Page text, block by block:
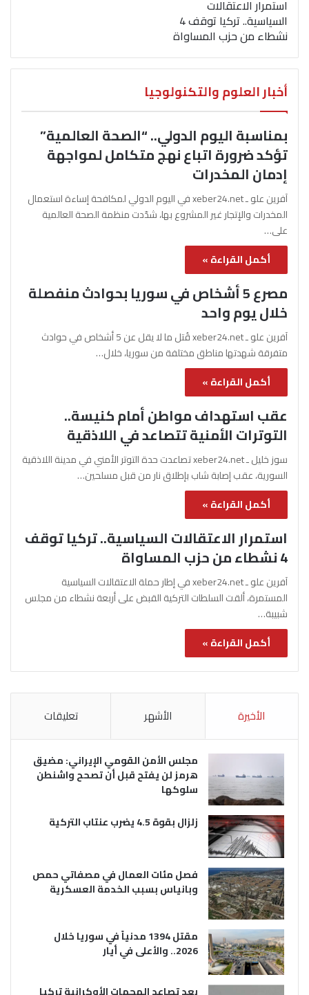
استمرار الاعتقالات
السياسية.. تركيا توقف 4
نشطاء من حزب المساواة
أخبار العلوم والتكنولوجيا
بمناسبة اليوم الدولي.. “الصحة العالمية”
تؤكد ضرورة اتباع نهج متكامل لمواجهة
إدمان المخدرات
آفرين علو ـ xeber24.net في اليوم الدولي لمكافحة إساءة استعمال
المخدرات والإتجار غير المشروع بها، شدّدت منظمة الصحة العالمية
على…
أكمل القراءة »
مصرع 5 أشخاص في سوريا بحوادث منفصلة
خلال يوم واحد
آفرين علو ـ xeber24.net قُتل ما لا يقل عن 5 أشخاص في حوادث
متفرقة شهدتها مناطق مختلفة من سوريا، خلال…
أكمل القراءة »
عقب استهداف مواطن أمام كنيسة..
التوترات الأمنية تتصاعد في اللاذقية
سوز خليل ـ xeber24.net تصاعدت حدة التوتر الأمني في مدينة اللاذقية
السورية، عقب إصابة شاب بإطلاق نار من قبل مسلحين…
أكمل القراءة »
استمرار الاعتقالات السياسية.. تركيا توقف
4 نشطاء من حزب المساواة
آفرين علو ـ xeber24.net في إطار حملة الاعتقالات السياسية
المستمرة، ألقت السلطات التركية القبض على أربعة نشطاء من مجلس
شبيبة…
أكمل القراءة »
الأخيرة الأشهر تعليقات
مجلس الأمن القومي الإيراني: مضيق
هرمز لن يفتح قبل أن تصحح واشنطن
سلوكها
زلزال بقوة 4.5 يضرب عنتاب التركية
فصل مئات العمال في مصفاتي حمص
وبانياس بسبب الخدمة العسكرية
مقتل 1394 مدنياً في سوريا خلال
2026.. والأعلى في أيار